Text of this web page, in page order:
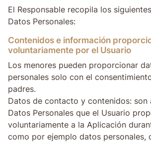
El Responsable recopila los
Datos Personales:
Contenidos e información
voluntariamente por el Usuario
Los menores pueden proporcionar
personales solo con el
padres.
Datos de contacto y contenidos: son
Datos Personales que el Usuario
voluntariamente a la Aplicación
como por ejemplo datos personales,